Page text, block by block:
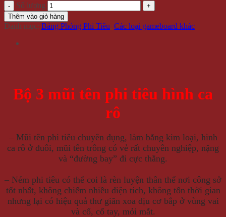
Số lượng
Thêm vào giỏ hàng
Danh mục: Bảng Phóng Phi Tiêu, Các loại gameboard khác
Bộ 3 mũi tên phi tiêu hình ca
rô
– Mũi tên phi tiêu chuyên dụng, làm bằng kim loại, hình
ca rô ở đuôi, mũi tên trông có vẻ rất chuyên nghiệp, nặng
và “đường bay” đi cực thẳng.
– Ném phi tiêu có thể coi là rèn luyện thân thể nơi công sở
tốt nhất, không chiếm nhiều diện tích, không tốn thời gian
nhưng lại có hiệu quả thư giãn xoa dịu cơ bắp ở vùng vai
và cổ, cổ tay, mỏi mắt.